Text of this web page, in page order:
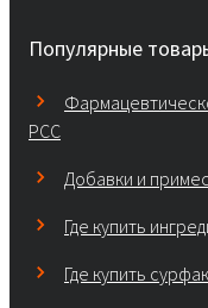
Популярные
PCC
Добавки и
Где купить
Где купить